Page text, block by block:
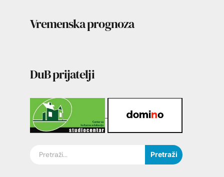
Vremenska prognoza
DuB prijatelji
Pretraži